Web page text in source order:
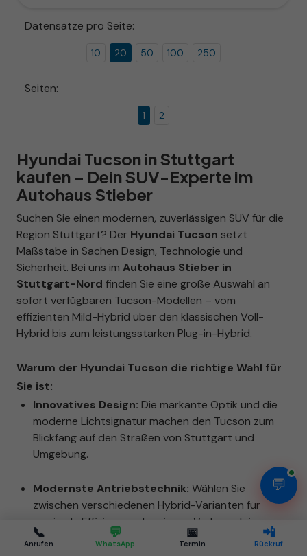
Datensätze pro Seite:
10 20 50 100 250
Seiten:
1 2
Hyundai Tucson in Stuttgart
kaufen – Dein SUV-Experte im
Autohaus Stieber
Suchen Sie einen modernen, zuverlässigen SUV für die
Region Stuttgart? Der Hyundai Tucson setzt
Maßstäbe in Sachen Design, Technologie und
Sicherheit. Bei uns im Autohaus Stieber in
Stuttgart-Nord finden Sie eine große Auswahl an
sofort verfügbaren Tucson-Modellen – vom
effizienten Mild-Hybrid über den klassischen Voll-
Hybrid bis zum leistungsstarken Plug-in-Hybrid.
Warum der Hyundai Tucson die richtige Wahl für
Sie ist:
Innovatives Design: Die markante Optik und die
moderne Lichtsignatur machen den Tucson zum
Blickfang auf den Straßen von Stuttgart und
Umgebung.
Modernste Antriebstechnik: Wählen Sie
zwischen verschiedenen Hybrid-Varianten für
maximale Effizienz und geringen Verbrauch im
Stadtverkehr.
📞
Anrufen
💬
WhatsApp
📅
Termin
📲
Rückruf
💬